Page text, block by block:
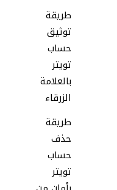
طريقة
توثيق
حساب
تويتر
بالعلامة
الزرقاء
طريقة
حذف
حساب
تويتر